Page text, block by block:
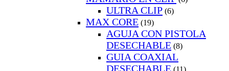
ULTRA CLIP (6)
MAX CORE (19)
AGUJA CON PISTOLA
DESECHABLE (8)
GUIA COAXIAL
DESECHABLE (11)